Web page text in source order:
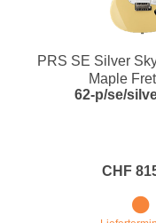
PRS SE Silver
Maple
62-p/se/
CHF